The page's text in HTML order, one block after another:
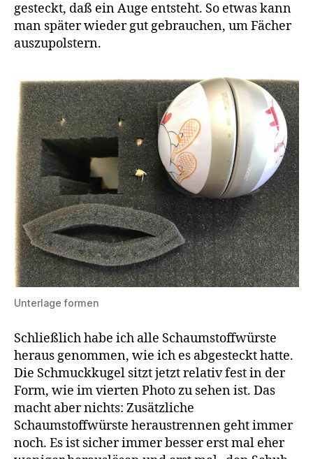
gesteckt, daß ein Auge entsteht. So etwas kann
man später wieder gut gebrauchen, um Fächer
auszupolstern.
Unterlage formen
Schließlich habe ich alle Schaumstoffwürste
heraus genommen, wie ich es abgesteckt hatte.
Die Schmuckkugel sitzt jetzt relativ fest in der
Form, wie im vierten Photo zu sehen ist. Das
macht aber nichts: Zusätzliche
Schaumstoffwürste heraustrennen geht immer
noch. Es ist sicher immer besser erst mal eher